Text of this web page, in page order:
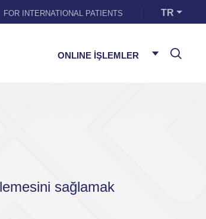
FOR INTERNATIONAL PATIENTS TR
ONLINE İŞLEMLER
sağlamak